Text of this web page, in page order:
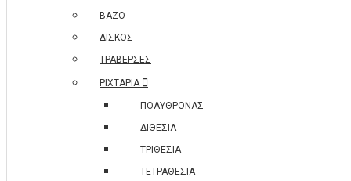
ΒΑΖΟ
ΔΙΣΚΟΣ
ΤΡΑΒΕΡΣΕΣ
ΡΙΧΤΑΡΙΑ
ΠΟΛΥΘΡΟΝΑΣ
ΔΙΘΕΣΙΑ
ΤΡΙΘΕΣΙΑ
ΤΕΤΡΑΘΕΣΙΑ